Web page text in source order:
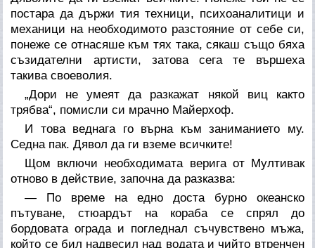
постара да държи тия техници, психоаналитици и
механици на необходимото разстояние от себе си,
понеже се отнасяше към тях така, сякаш също бяха
съзидателни артисти, затова сега те вършеха
такива своеволия.
„Дори не умеят да разкажат някой виц както
трябва“, помисли си мрачно Майерхоф.
И това веднага го върна към заниманието му.
Седна пак. Дявол да ги вземе всичките!
Щом включи необходимата верига от Мултивак
отново в действие, започна да разказва:
— По време на едно доста бурно океанско
пътуване, стюардът на кораба се спрял до
бордовата ограда и погледнал съчувствено мъжа,
който се бил надвесил над водата и чийто втренчен